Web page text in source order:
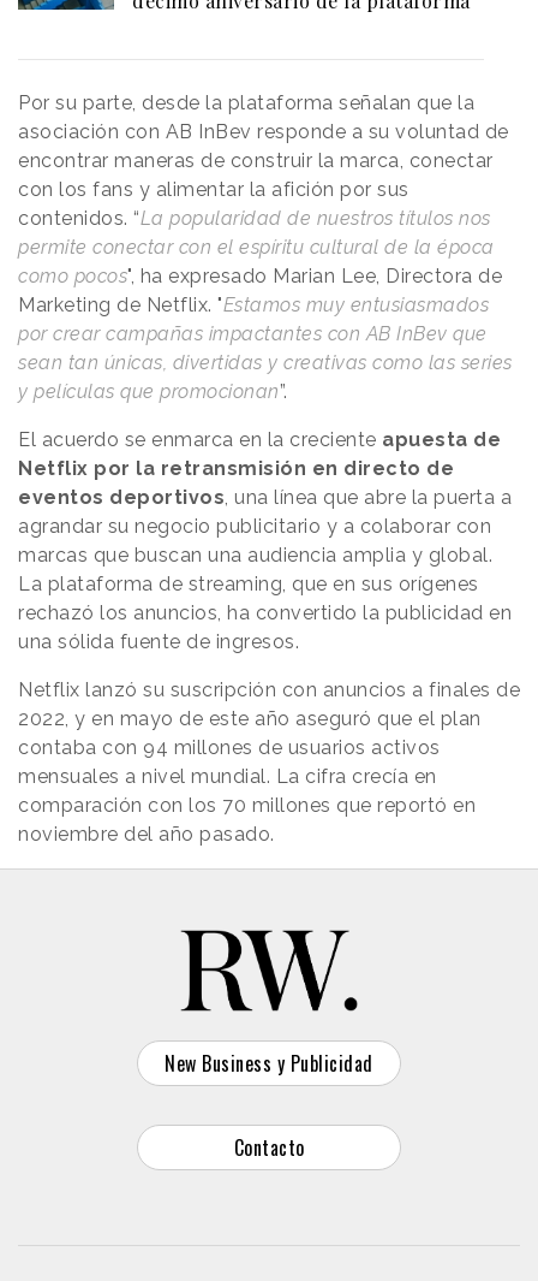
Por su parte, desde la plataforma señalan que la
asociación con AB InBev responde a su voluntad de
encontrar maneras de construir la marca, conectar
con los fans y alimentar la afición por sus
contenidos. “La popularidad de nuestros títulos nos
permite conectar con el espíritu cultural de la época
como pocos", ha expresado Marian Lee, Directora de
Marketing de Netflix. "Estamos muy entusiasmados
por crear campañas impactantes con AB InBev que
sean tan únicas, divertidas y creativas como las series
y películas que promocionan”.
El acuerdo se enmarca en la creciente apuesta de
Netflix por la retransmisión en directo de
eventos deportivos , una línea que abre la puerta a
agrandar su negocio publicitario y a colaborar con
marcas que buscan una audiencia amplia y global.
La plataforma de streaming, que en sus orígenes
rechazó los anuncios, ha convertido la publicidad en
una sólida fuente de ingresos.
Netflix lanzó su suscripción con anuncios a finales de
2022, y en mayo de este año aseguró que el plan
contaba con 94 millones de usuarios activos
mensuales a nivel mundial. La cifra crecía en
comparación con los 70 millones que reportó en
noviembre del año pasado.
New Business y Publicidad
Contacto